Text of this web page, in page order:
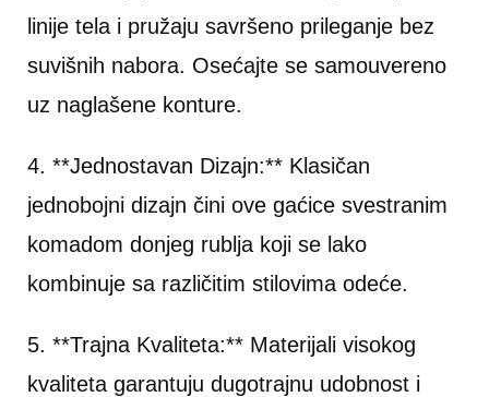
linije tela i pružaju savršeno prileganje bez
suvišnih nabora. Osećajte se samouvereno
uz naglašene konture.
4. **Jednostavan Dizajn:** Klasičan
jednobojni dizajn čini ove gaćice svestranim
komadom donjeg rublja koji se lako
kombinuje sa različitim stilovima odeće.
5. **Trajna Kvaliteta:** Materijali visokog
kvaliteta garantuju dugotrajnu udobnost i